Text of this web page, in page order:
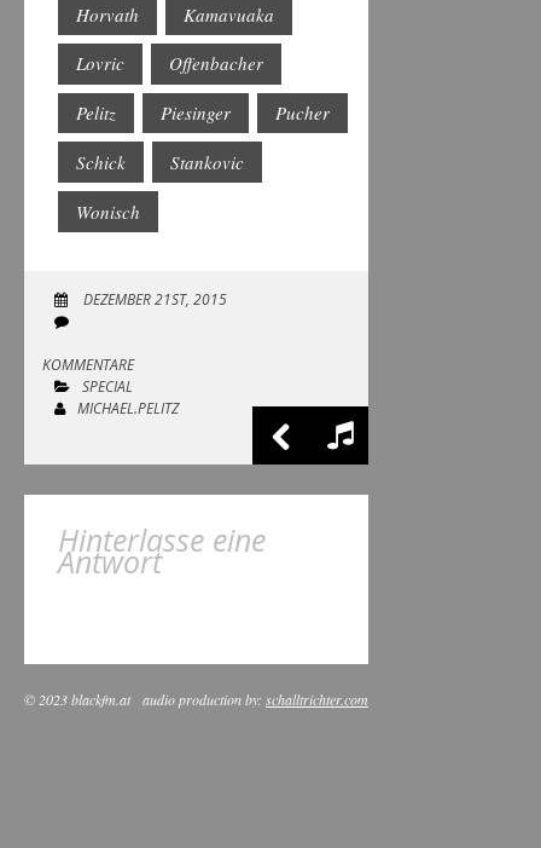
Horvath Kamavuaka
Lovric Offenbacher
Pelitz Piesinger Pucher
Schick Stankovic
Wonisch
DEZEMBER 21ST, 2015
KOMMENTARE
SPECIAL
MICHAEL.PELITZ
Hinterlasse eine
Antwort
© 2023 blackfm.at audio production by: schalltrichter.com